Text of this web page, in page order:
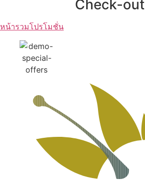
Check-out
หน้ารวมโปรโมชั่น